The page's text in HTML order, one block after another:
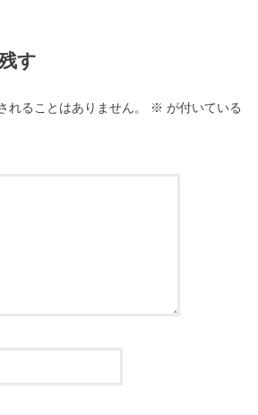
す
れることはありません。 ※ が付いている